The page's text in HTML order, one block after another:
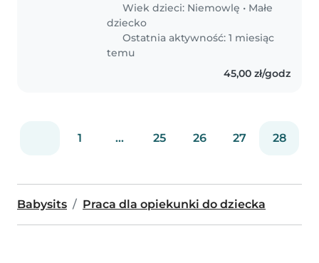
Wiek dzieci: Niemowlę • Małe
dziecko
Ostatnia aktywność: 1 miesiąc
temu
45,00 zł/godz
1 ... 25 26 27 28
Babysits Praca dla opiekunki do dziecka